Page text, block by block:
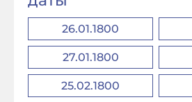
26.01.1800
27.01.1800
25.02.1800